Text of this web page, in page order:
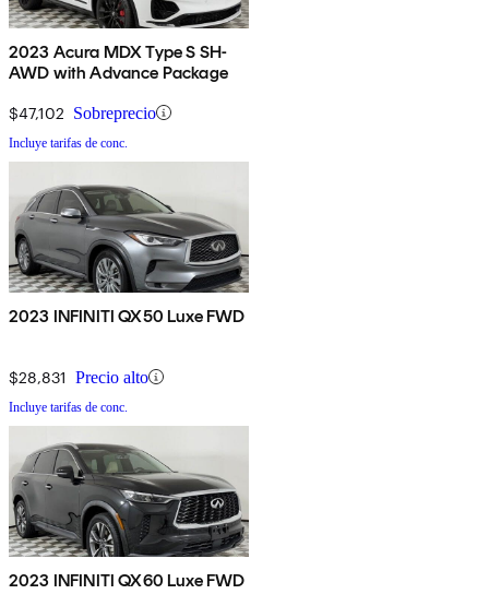
2023 Acura MDX Type S SH-
AWD with Advance Package
$47,102 Sobreprecio
Incluye tarifas de conc.
2023 INFINITI QX50 Luxe FWD
$28,831 Precio alto
Incluye tarifas de conc.
2023 INFINITI QX60 Luxe FWD